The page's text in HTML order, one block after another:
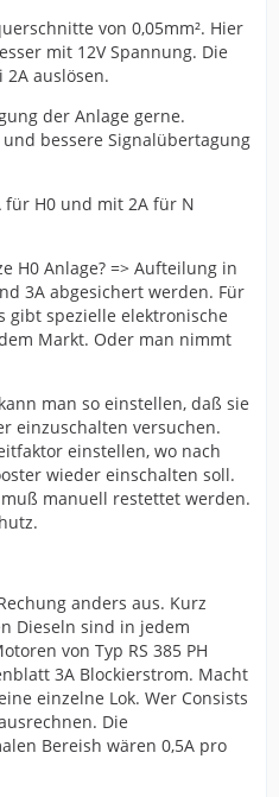
von 0,05mm². Hier
mit 12V Spannung. Die
auslösen.
der Anlage gerne.
bessere Signalübertagung
für H0 und mit 2A für N
H0 Anlage? => Aufteilung in
3A abgesichert werden. Für
gibt spezielle elektronische
Markt. Oder man nimmt
man so einstellen, daß sie
einzuschalten versuchen.
einstellen, wo nach
wieder einschalten soll.
manuell restettet werden.
anders aus. Kurz
Dieseln sind in jedem
von Typ RS 385 PH
3A Blockierstrom. Macht
einzelne Lok. Wer Consists
Die
Bereish wären 0,5A pro